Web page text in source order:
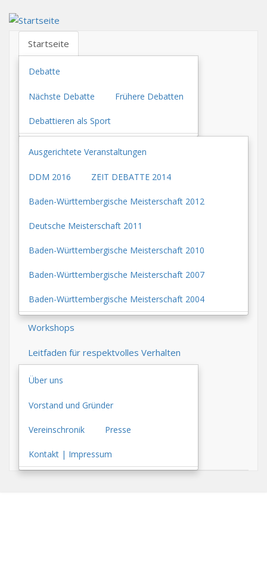
zum
Inhalt
Startseite
Debatte
Nächste Debatte Frühere Debatten
Debattieren als Sport
Ausgerichtete Veranstaltungen
DDM 2016 ZEIT DEBATTE 2014
Baden-Württembergische Meisterschaft 2012
Deutsche Meisterschaft 2011
Baden-Württembergische Meisterschaft 2010
Baden-Württembergische Meisterschaft 2007
Baden-Württembergische Meisterschaft 2004
Workshops
Leitfaden für respektvolles Verhalten
Über uns
Vorstand und Gründer
Vereinschronik Presse
Kontakt | Impressum